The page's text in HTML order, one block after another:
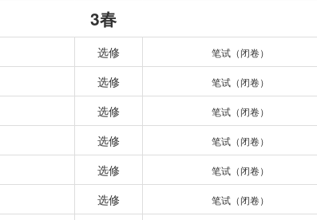
3春
选修 笔试（闭卷）
选修 笔试（闭卷）
选修 笔试（闭卷）
选修 笔试（闭卷）
选修 笔试（闭卷）
选修 笔试（闭卷）